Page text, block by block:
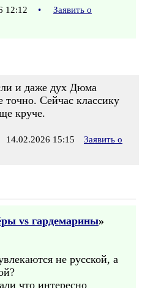
12:12 •
Заявить о
и даже дух Дюма
точно. Сейчас классику
круче.
14.02.2026 15:15
Заявить о
vs гардемарины»
не русской, а
что интересно